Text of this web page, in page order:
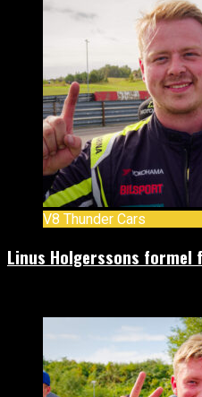
V8 Thunder Cars
Linus Holgerssons formel